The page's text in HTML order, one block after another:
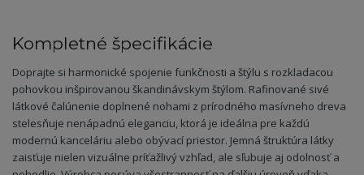
Kompletné špecifikácie
Doprajte si harmonické spojenie funkčnosti a štýlu s rozkladacou
pohovkou inšpirovanou škandinávskym štýlom. Rafinované sivé
látkové čalúnenie doplnené nohami z prírodného masívneho dreva
stelesňuje nenápadnú eleganciu, ktorá je ideálna pre každú
modernú kanceláriu alebo obývací priestor. Jemná štruktúra látky
zaisťuje nielen vizuálne príťažlivý vzhľad, ale sľubuje aj odolnosť a